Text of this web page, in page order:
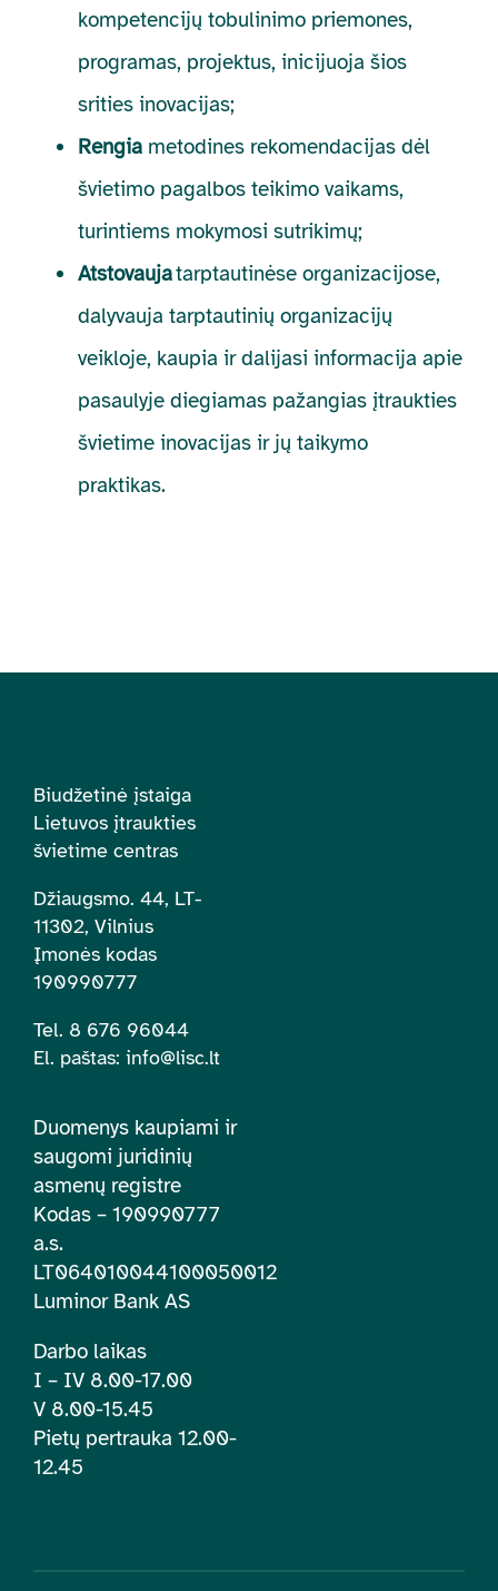
kompetencijų tobulinimo priemones,
programas, projektus, inicijuoja šios
srities inovacijas;
Rengia metodines rekomendacijas dėl
švietimo pagalbos teikimo vaikams,
turintiems mokymosi sutrikimų;
Atstovaujatarptautinėse organizacijose,
dalyvauja tarptautinių organizacijų
veikloje, kaupia ir dalijasi informacija apie
pasaulyje diegiamas pažangias įtraukties
švietime inovacijas ir jų taikymo
praktikas.
Biudžetinė įstaiga
Lietuvos įtraukties
švietime centras
Džiaugsmo. 44, LT-
11302, Vilnius
Įmonės kodas
190990777
Tel. 8 676 96044
El. paštas: info@lisc.lt
Duomenys kaupiami ir
saugomi juridinių
asmenų registre
Kodas – 190990777
a.s.
LT064010044100050012
Luminor Bank AS
Darbo laikas
I – IV 8.00-17.00
V 8.00-15.45
Pietų pertrauka 12.00-
12.45